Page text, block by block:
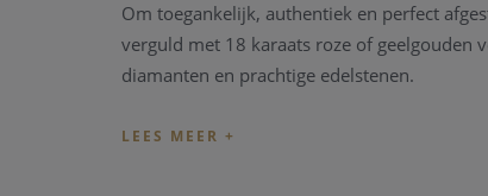
Om toegankelijk, authentiek en perfect
verguld met 18 karaats roze of geelgouden
diamanten en prachtige edelstenen.
Signature collecties,